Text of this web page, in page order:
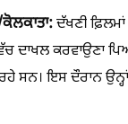
ਦੱਖਣੀ
ਦਾਖਲ ਕਰਵਾਉਣਾ
ਸਨ। ਇਸ ਦੌਰਾਨ